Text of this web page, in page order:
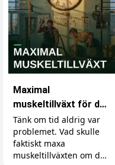
Maximal
muskeltillväxt för den
med obegränsad tid
Tänk om tid aldrig var
problemet. Vad skulle
faktiskt maxa
muskeltillväxten om du